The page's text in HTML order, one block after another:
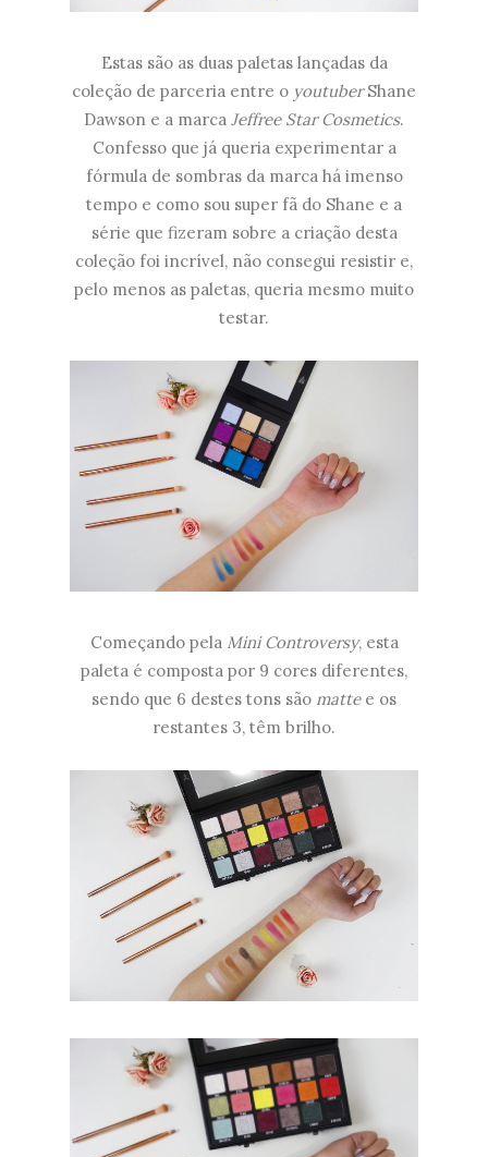
Estas são as duas paletas lançadas da
coleção de parceria entre o youtuberShane
Dawson e a marca Jeffree Star Cosmetics.
Confesso que já queria experimentar a
fórmula de sombras da marca há imenso
tempo e como sou super fã do Shane e a
série que fizeram sobre a criação desta
coleção foi incrível, não consegui resistir e,
pelo menos as paletas, queria mesmo muito
testar.
Começando pela Mini Controversy, esta
paleta é composta por 9 cores diferentes,
sendo que 6 destes tons são matte e os
restantes 3, têm brilho.